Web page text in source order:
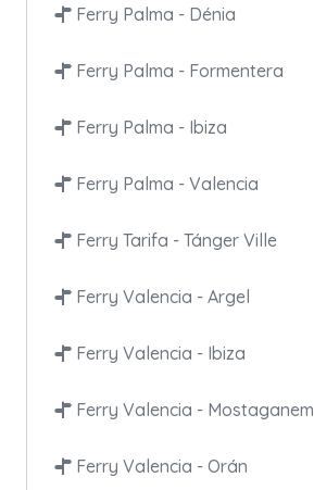
Ferry Palma - Dénia
Ferry Palma - Formentera
Ferry Palma - Ibiza
Ferry Palma - Valencia
Ferry Tarifa - Tánger Ville
Ferry Valencia - Argel
Ferry Valencia - Ibiza
Ferry Valencia - Mostaganem
Ferry Valencia - Orán